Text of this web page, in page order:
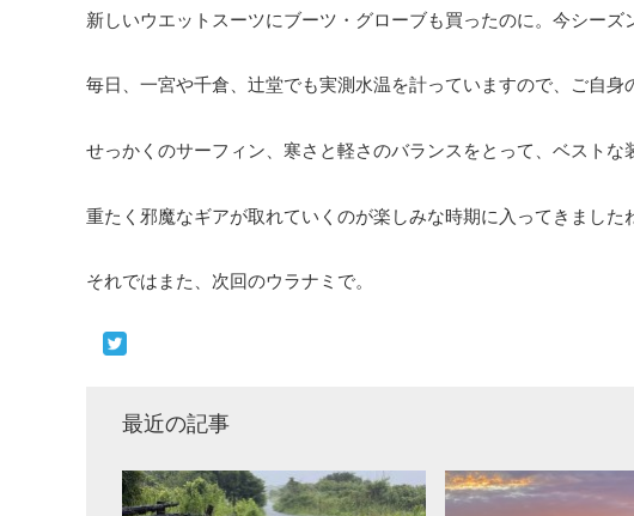
新しいウエットスーツにブーツ・グローブも買ったのに。今シーズ
毎日、一宮や千倉、辻堂でも実測水温を計っていますので、ご自身
せっかくのサーフィン、寒さと軽さのバランスをとって、ベストな
重たく邪魔なギアが取れていくのが楽しみな時期に入ってきました
それではまた、次回のウラナミで。
最近の記事